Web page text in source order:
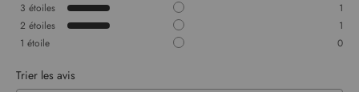
3 étoiles
1
2 étoiles
1
1 étoile 0
Trier les avis